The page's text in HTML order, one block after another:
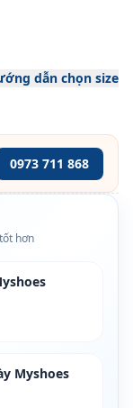
dẫn chọn size
0973 711 868
hơn
Myshoes